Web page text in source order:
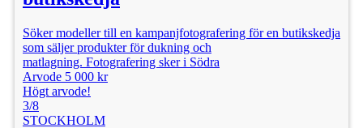
Söker modeller till en kampanjfotografering för en butikskedja
som säljer produkter för dukning och
matlagning. Fotografering sker i Södra
Arvode 5 000 kr
Högt arvode!
3/8
STOCKHOLM